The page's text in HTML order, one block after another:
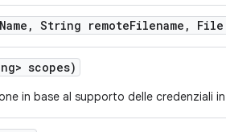
Name , String remoteFilename ,
scopes)
in base al supporto delle credenziali